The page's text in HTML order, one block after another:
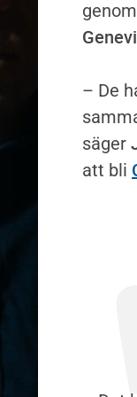
– De
säger
att bli